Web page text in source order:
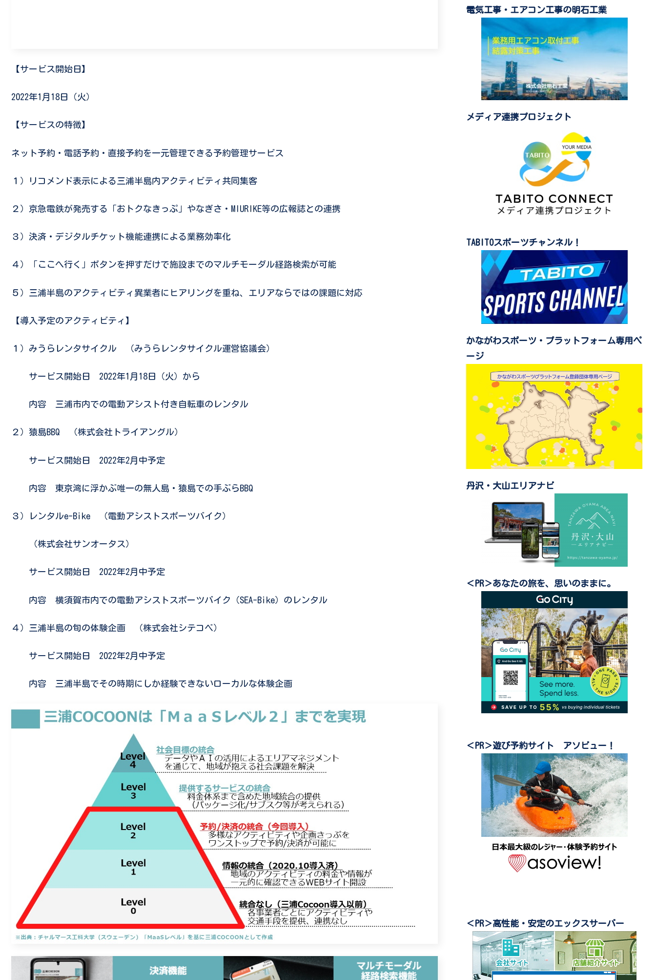
【サービス開始日】
2022年1月18日（火）
【サービスの特徴】
ネット予約・電話予約・直接予約を一元管理できる予約管理サービス
１）リコメンド表示による三浦半島内アクティビティ共同集客
２）京急電鉄が発売する「おトクなきっぷ」やなぎさ・MIURIKE等の広報誌との連携
３）決済・デジタルチケット機能連携による業務効率化
４）「ここへ行く」ボタンを押すだけで施設までのマルチモーダル経路検索が可能
５）三浦半島のアクティビティ異業者にヒアリングを重ね、エリアならではの課題に対応
【導入予定のアクティビティ】
１）みうらレンタサイクル （みうらレンタサイクル運営協議会）
サービス開始日 2022年1月18日（火）から
内容 三浦市内での電動アシスト付き自転車のレンタル
２）猿島BBQ （株式会社トライアングル）
サービス開始日 2022年2月中予定
内容 東京湾に浮かぶ唯一の無人島・猿島での手ぶらBBQ
３）レンタルe-Bike （電動アシストスポーツバイク）
（株式会社サンオータス）
サービス開始日 2022年2月中予定
内容 横須賀市内での電動アシストスポーツバイク（SEA-Bike）のレンタル
４）三浦半島の旬の体験企画 （株式会社シテコベ）
サービス開始日 2022年2月中予定
内容 三浦半島でその時期にしか経験できないローカルな体験企画
電気工事・エアコン工事の明石工業
メディア連携プロジェクト
TABITOスポーツチャンネル！
かながわスポーツ・プラットフォーム専用ペ
ージ
丹沢・大山エリアナビ
＜PR＞あなたの旅を、思いのままに。
＜PR＞遊び予約サイト アソビュー！
＜PR＞高性能・安定のエックスサーバー